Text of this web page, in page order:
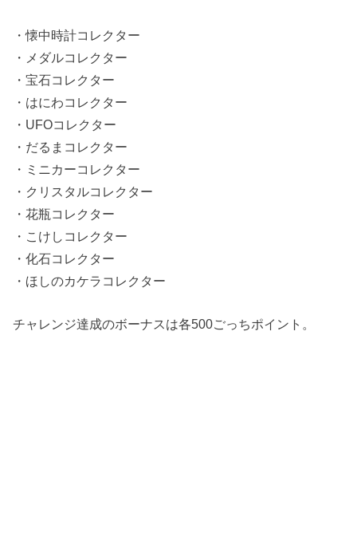
・懐中時計コレクター
・メダルコレクター
・宝石コレクター
・はにわコレクター
・UFOコレクター
・だるまコレクター
・ミニカーコレクター
・クリスタルコレクター
・花瓶コレクター
・こけしコレクター
・化石コレクター
・ほしのカケラコレクター
チャレンジ達成のボーナスは各500ごっちポイント。